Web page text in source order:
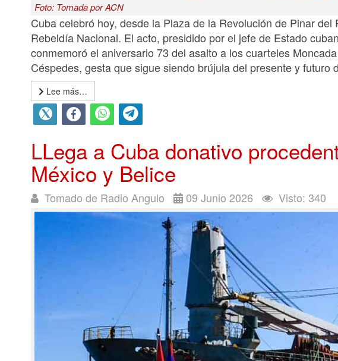
Foto: Tomada por ACN
Cuba celebró hoy, desde la Plaza de la Revolución de Pinar del
Rebeldía Nacional. El acto, presidido por el jefe de Estado
conmemoró el aniversario 73 del asalto a los cuarteles
Céspedes, gesta que sigue siendo brújula del presente y futuro
Lee más…
LLega a Cuba donativo
México y Belice
Tomado de Radio Angulo 09 Junio 2026 Visto: 340